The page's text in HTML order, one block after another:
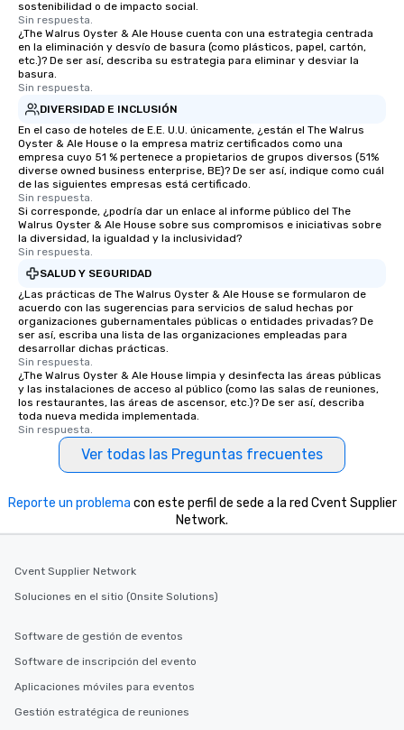
rich culinary heritage with the rest of
the world.
through magic. | If you're looking for a
personable,
sostenibilidad o de impacto social.
Sin respuesta.
¿The Walrus Oyster & Ale House cuenta con una estrategia centrada
en la eliminación y desvío de basura (como plásticos, papel, cartón,
etc.)? De ser así, describa su estrategia para eliminar y desviar la
basura.
Sin respuesta.
DIVERSIDAD E INCLUSIÓN
En el caso de hoteles de E.E. U.U. únicamente, ¿están el The Walrus
Oyster & Ale House o la empresa matriz certificados como una
empresa cuyo 51 % pertenece a propietarios de grupos diversos (51%
diverse owned business enterprise, BE)? De ser así, indique como cuál
de las siguientes empresas está certificado.
Sin respuesta.
Si corresponde, ¿podría dar un enlace al informe público del The
Walrus Oyster & Ale House sobre sus compromisos e iniciativas sobre
la diversidad, la igualdad y la inclusividad?
Sin respuesta.
SALUD Y SEGURIDAD
¿Las prácticas de The Walrus Oyster & Ale House se formularon de
acuerdo con las sugerencias para servicios de salud hechas por
organizaciones gubernamentales públicas o entidades privadas? De
ser así, escriba una lista de las organizaciones empleadas para
desarrollar dichas prácticas.
Sin respuesta.
¿The Walrus Oyster & Ale House limpia y desinfecta las áreas públicas
y las instalaciones de acceso al público (como las salas de reuniones,
los restaurantes, las áreas de ascensor, etc.)? De ser así, describa
toda nueva medida implementada.
Sin respuesta.
Ver todas las Preguntas frecuentes
Reporte un problema con este perfil de sede a la red Cvent Supplier
Network.
Cvent Supplier Network
Soluciones en el sitio (Onsite Solutions)
Software de gestión de eventos
Software de inscripción del evento
Aplicaciones móviles para eventos
Gestión estratégica de reuniones